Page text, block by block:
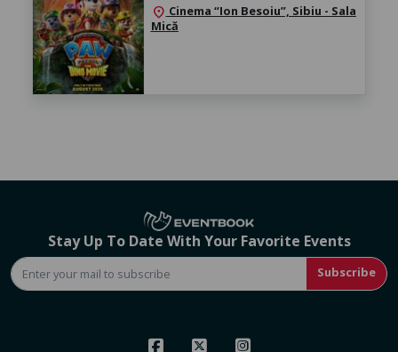
location_on Cinema “Ion Besoiu”, Sibiu - Sala
Mică
Stay Up To Date With Your Favorite Events
Subscribe